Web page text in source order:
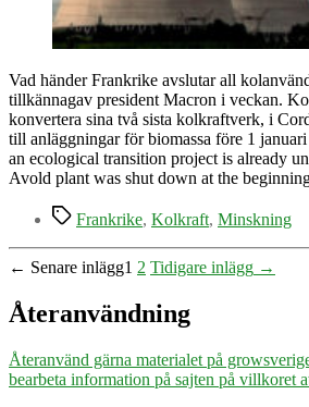
Vad händer Frankrike avslutar all
tillkännagav president Macron i veckan.
konvertera sina två sista kolkraftverk, i
till anläggningar för biomassa före 1
an ecological transition project is already
Avold plant was shut down at the
Etiketter
Frankrike, Kolkraft, Minskning
Sidnumrering
för
inlägg
← Senare inlägg1 2 Tidigare inlägg →
Återanvändning
Återanvänd gärna materialet på
bearbeta information på sajten på villkoret